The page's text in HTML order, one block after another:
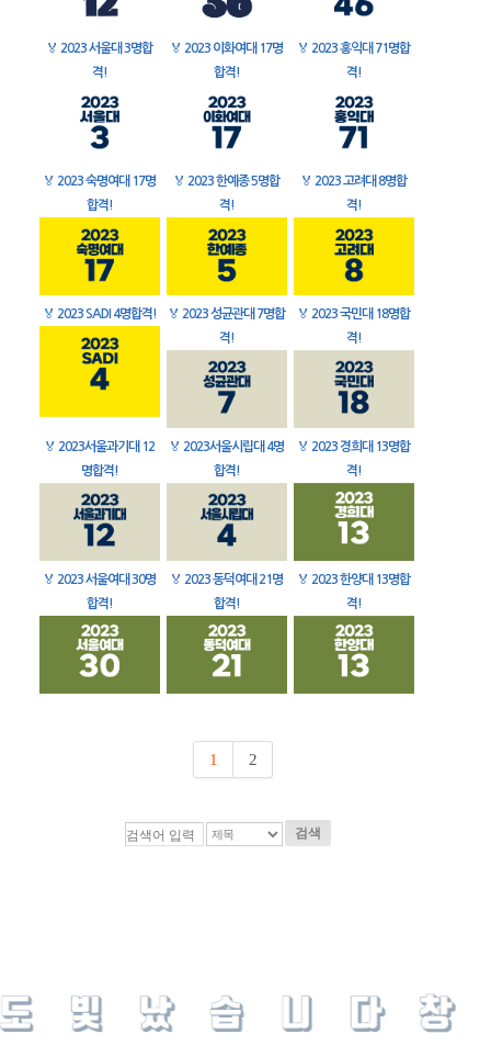
🏅 2023 서울대 3명합
격!
🏅 2023 이화여대 17명
합격!
🏅 2023 홍익대 71명합
격!
🏅 2023 숙명여대 17명
합격!
🏅 2023 한예종 5명합
격!
🏅 2023 고려대 8명합
격!
🏅 2023 SADI 4명합격! 🏅 2023 성균관대 7명합
격!
🏅 2023 국민대 18명합
격!
🏅 2023서울과기대 12
명합격!
🏅 2023서울시립대 4명
합격!
🏅 2023 경희대 13명합
격!
🏅 2023 서울여대 30명
합격!
🏅 2023 동덕여대 21명
합격!
🏅 2023 한양대 13명합
격!
1 2
검색